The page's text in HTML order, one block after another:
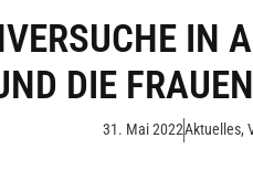
IN
DIE
31. Mai 2022Aktuelles,